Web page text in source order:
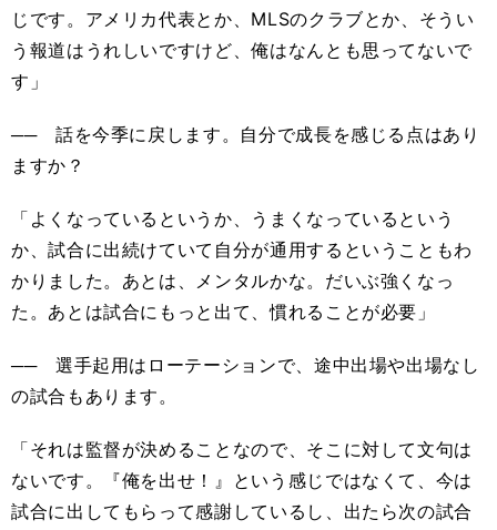
じです。アメリカ代表とか、MLSのクラブとか、そうい
う報道はうれしいですけど、俺はなんとも思ってないで
す」
── 話を今季に戻します。自分で成長を感じる点はあり
ますか？
「よくなっているというか、うまくなっているという
か、試合に出続けていて自分が通用するということもわ
かりました。あとは、メンタルかな。だいぶ強くなっ
た。あとは試合にもっと出て、慣れることが必要」
── 選手起用はローテーションで、途中出場や出場なし
の試合もあります。
「それは監督が決めることなので、そこに対して文句は
ないです。『俺を出せ！』という感じではなくて、今は
試合に出してもらって感謝しているし、出たら次の試合